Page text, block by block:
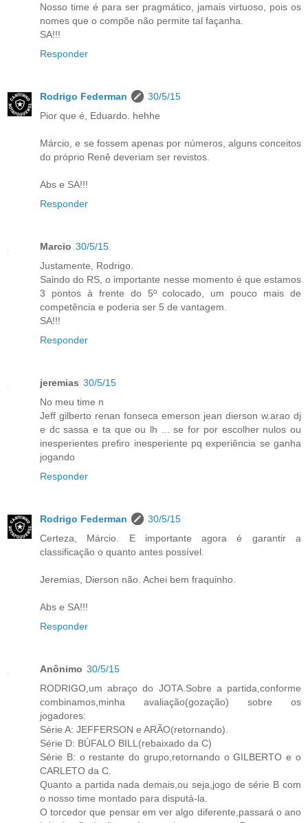
Nosso time é para ser pragmático, jamais virtuoso, pois os
nomes que o compõe não permite tal façanha.
SA!!!
Responder
Rodrigo Federman
30/5/15
Pior que é, Eduardo. hehhe
Márcio, e se fossem apenas por números, alguns conceitos
do próprio Renê deveriam ser revistos.
Abs e SA!!!
Responder
Marcio 30/5/15
Justamente, Rodrigo.
Saindo do RS, o importante nesse momento é que estamos
3 pontos à frente do 5º colocado, um pouco mais de
competência e poderia ser 5 de vantagem.
SA!!!
Responder
jeremias 30/5/15
No meu time n
Jeff gilberto renan fonseca emerson jean dierson w.arao dj
e dc sassa e ta que ou lh ... se for por escolher nulos ou
inesperientes prefiro inesperiente pq experiência se ganha
jogando
Responder
Rodrigo Federman
30/5/15
Certeza, Márcio. E importante agora é garantir a
classificação o quanto antes possível.
Jeremias, Dierson não. Achei bem fraquinho.
Abs e SA!!!
Responder
Anônimo 30/5/15
RODRIGO,um abraço do JOTA.Sobre a partida,conforme
combinamos,minha avaliação(gozação) sobre os
jogadores:
Série A: JEFFERSON e ARÃO(retornando).
Série D: BÚFALO BILL(rebaixado da C)
Série B: o restante do grupo,retornando o GILBERTO e o
CARLETO da C.
Quanto a partida nada demais,ou seja,jogo de série B com
o nosso time montado para disputá-la.
O torcedor que pensar em ver algo diferente,passará o ano